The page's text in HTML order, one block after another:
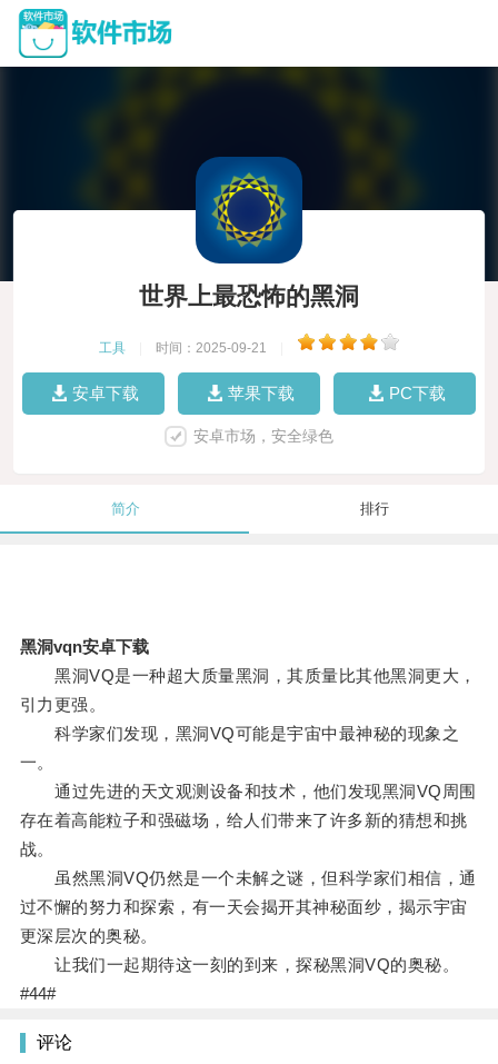
世界上最恐怖的黑洞
工具 时间：2025-09-21
安卓下载 苹果下载 PC下载
安卓市场，安全绿色
简介 排行
黑洞vqn安卓下载
黑洞VQ是一种超大质量黑洞，其质量比其他黑洞更大，
引力更强。
科学家们发现，黑洞VQ可能是宇宙中最神秘的现象之
一。
通过先进的天文观测设备和技术，他们发现黑洞VQ周围
存在着高能粒子和强磁场，给人们带来了许多新的猜想和挑
战。
虽然黑洞VQ仍然是一个未解之谜，但科学家们相信，通
过不懈的努力和探索，有一天会揭开其神秘面纱，揭示宇宙
更深层次的奥秘。
让我们一起期待这一刻的到来，探秘黑洞VQ的奥秘。
#44#
评论